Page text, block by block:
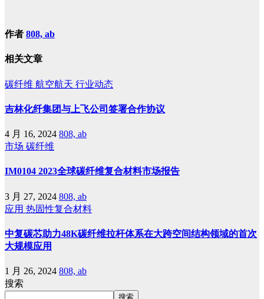
作者 808, ab
相关文章
碳纤维 航空航天 行业动态
吉林化纤集团与上飞公司签署合作协议
4 月 16, 2024 808, ab
市场 碳纤维
IM0104 2023全球碳纤维复合材料市场报告
3 月 27, 2024 808, ab
应用 热固性复合材料
中复碳芯助力48K碳纤维拉杆体系在大跨空间结构领域的首次
大规模应用
1 月 26, 2024 808, ab
搜索
搜索